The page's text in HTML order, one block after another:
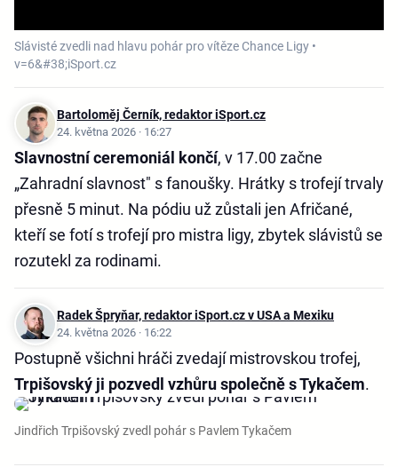
Slávisté zvedli nad hlavu pohár pro vítěze Chance Ligy •
v=6&#38;iSport.cz
Bartoloměj Černík, redaktor iSport.cz
24. května 2026 · 16:27
Slavnostní ceremoniál končí, v 17.00 začne
„Zahradní slavnost" s fanoušky. Hrátky s trofejí trvaly
přesně 5 minut. Na pódiu už zůstali jen Afričané,
kteří se fotí s trofejí pro mistra ligy, zbytek slávistů se
rozutekl za rodinami.
Radek Špryňar, redaktor iSport.cz v USA a Mexiku
24. května 2026 · 16:22
Postupně všichni hráči zvedají mistrovskou trofej,
Trpišovský ji pozvedl vzhůru společně s Tykačem.
Jindřich Trpišovský zvedl pohár s Pavlem Tykačem